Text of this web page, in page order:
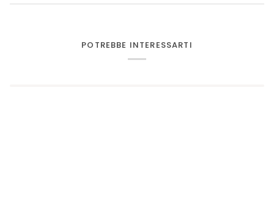
POTREBBE INTERESSARTI